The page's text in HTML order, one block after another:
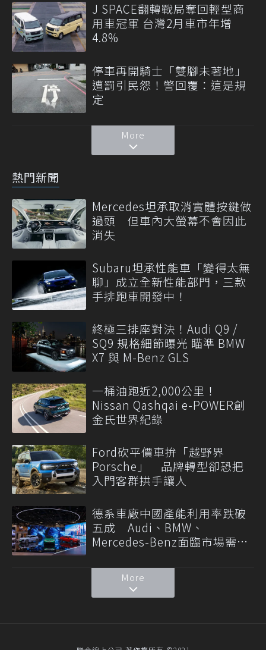
J SPACE翻轉戰局奪回輕型商
用車冠軍 台灣2月車市年增
4.8%
停車再開騎士「雙腳未著地」
遭罰引民怨！警回覆：這是規
定
More
熱門新聞
Mercedes坦承取消實體按鍵做
過頭 但車內大螢幕不會因此
消失
Subaru坦承性能車「變得太無
聊」成立全新性能部門，三款
手排跑車開發中！
終極三排座對決！Audi Q9 /
SQ9 規格細節曝光 瞄準 BMW
X7 與 M-Benz GLS
一桶油跑近2,000公里！
Nissan Qashqai e-POWER創
金氏世界紀錄
Ford砍平價車拚「越野界
Porsche」 品牌轉型卻恐把
入門客群拱手讓人
德系車廠中國產能利用率跌破
五成 Audi、BMW、
Mercedes-Benz面臨市場需求
More